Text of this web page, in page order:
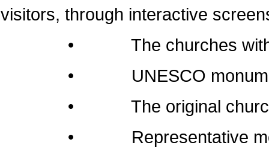
visitors, through interactive
• The churches within
• UNESCO
• The original churches
• Representative